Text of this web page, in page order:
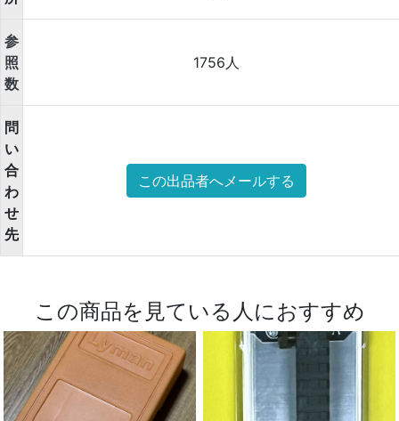
参
照
数
1756人
問
い
合
わ
せ
先
この出品者へメールする
この商品を見ている人におすすめ